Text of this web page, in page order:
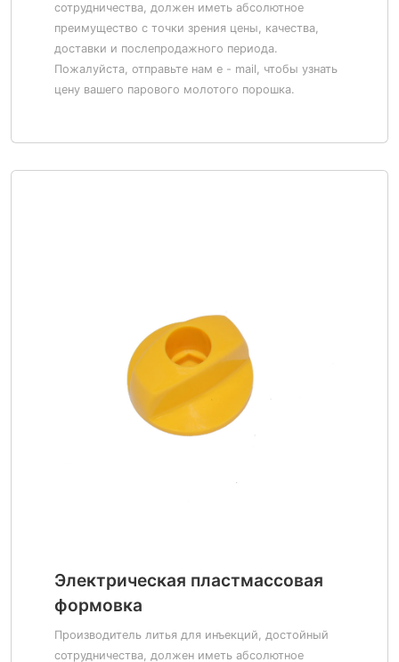
сотрудничества, должен иметь абсолютное
преимущество с точки зрения цены, качества,
доставки и послепродажного периода.
Пожалуйста, отправьте нам e - mail, чтобы узнать
цену вашего парового молотого порошка.
Электрическая пластмассовая
формовка
Производитель литья для инъекций, достойный
сотрудничества, должен иметь абсолютное